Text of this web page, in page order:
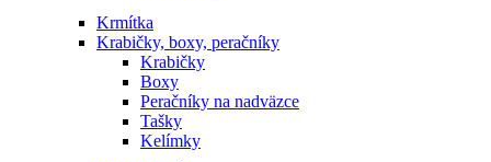
Krmítka
Krabičky, boxy, peračníky
Krabičky
Boxy
Peračníky na nadväzce
Tašky
Kelímky